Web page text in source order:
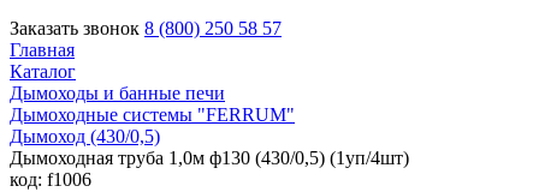
Заказать звонок 8 (800) 250 58 57
Главная
Каталог
Дымоходы и банные печи
Дымоходные системы "FERRUM"
Дымоход (430/0,5)
Дымоходная труба 1,0м ф130 (430/0,5) (1уп/4шт)
код: f1006